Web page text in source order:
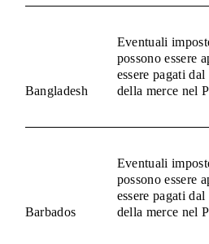
Bangladesh
Eventuali
possono essere
essere pagati
della merce nel
Barbados
Eventuali
possono essere
essere pagati
della merce nel